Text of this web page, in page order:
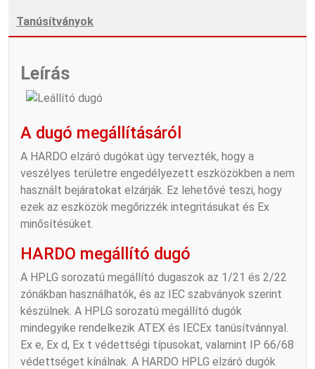
Tanúsítványok
Leírás
A dugó megállításáról
A HARDO elzáró dugókat úgy tervezték, hogy a
veszélyes területre engedélyezett eszközökben a nem
használt bejáratokat elzárják. Ez lehetővé teszi, hogy
ezek az eszközök megőrizzék integritásukat és Ex
minősítésüket.
HARDO megállító dugó
A HPLG sorozatú megállító dugaszok az 1/21 és 2/22
zónákban használhatók, és az IEC szabványok szerint
készülnek. A HPLG sorozatú megállító dugók
mindegyike rendelkezik ATEX és IECEx tanúsítvánnyal.
Ex e, Ex d, Ex t védettségi típusokat, valamint IP 66/68
védettséget kínálnak. A HARDO HPLG elzáró dugók